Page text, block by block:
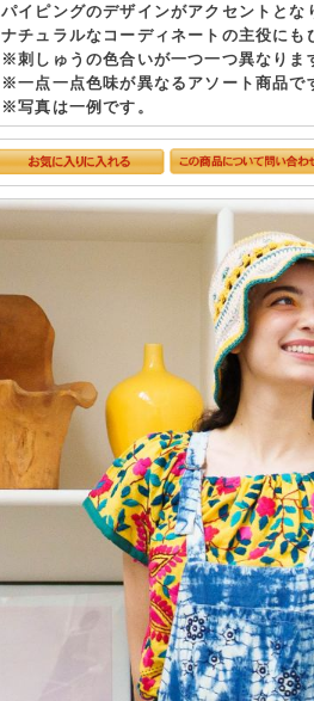
パイピングのデザインがアクセントとな
ナチュラルなコーディネートの主役にも
※刺しゅうの色合いが一つ一つ異なりま
※一点一点色味が異なるアソート商品で
※写真は一例です。